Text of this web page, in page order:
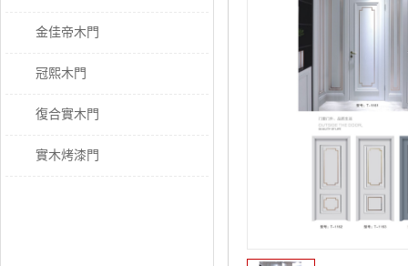
金佳帝木門
冠熙木門
復合實木門
實木烤漆門